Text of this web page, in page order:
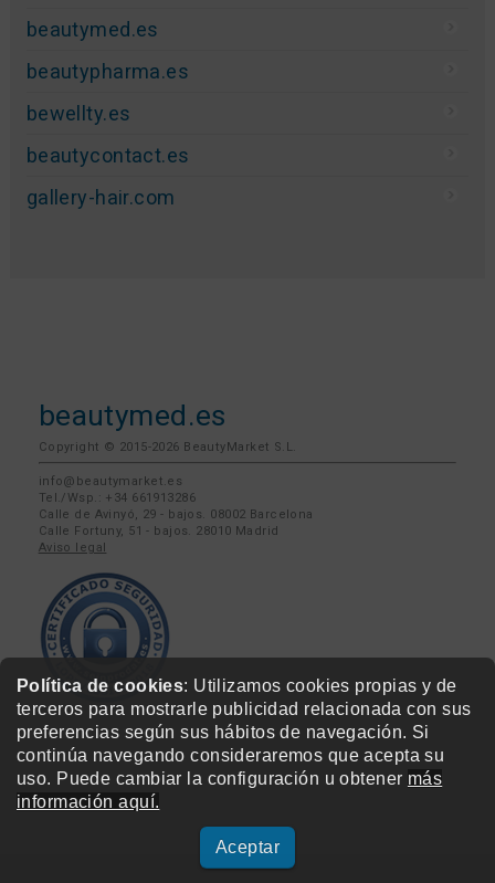
Política de cookies: Utilizamos cookies propias y de
terceros para mostrarle publicidad relacionada con sus
preferencias según sus hábitos de navegación. Si
continúa navegando consideraremos que acepta su
uso. Puede cambiar la configuración u obtener más
información aquí.
Aceptar
beautymed.es
beautypharma.es
bewellty.es
beautycontact.es
gallery-hair.com
beautymed.es
Copyright © 2015-2026 BeautyMarket S.L.
info@beautymarket.es
Tel./Wsp.: +34 661913286
Calle de Avinyó, 29 - bajos. 08002 Barcelona
Calle Fortuny, 51 - bajos. 28010 Madrid
Aviso legal